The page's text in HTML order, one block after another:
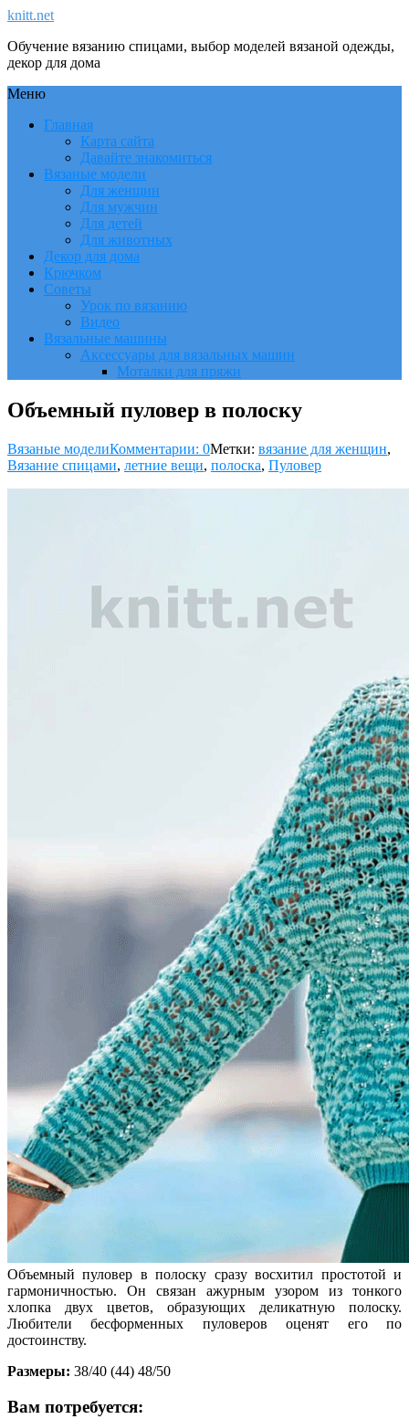
knitt.net
Обучение вязанию спицами, выбор моделей вязаной одежды,
декор для дома
Меню
Главная
Карта сайта
Давайте знакомиться
Вязаные модели
Для женщин
Для мужчин
Для детей
Для животных
Декор для дома
Крючком
Советы
Урок по вязанию
Видео
Вязальные машины
Аксессуары для вязальных машин
Моталки для пряжи
Объемный пуловер в полоску
Вязаные моделиКомментарии: 0Метки: вязание для женщин,
Вязание спицами, летние вещи, полоска, Пуловер
Объемный пуловер в полоску сразу восхитил простотой и
гармоничностью. Он связан ажурным узором из тонкого
хлопка двух цветов, образующих деликатную полоску.
Любители бесформенных пуловеров оценят его по
достоинству.
Размеры: 38/40 (44) 48/50
Вам потребуется: